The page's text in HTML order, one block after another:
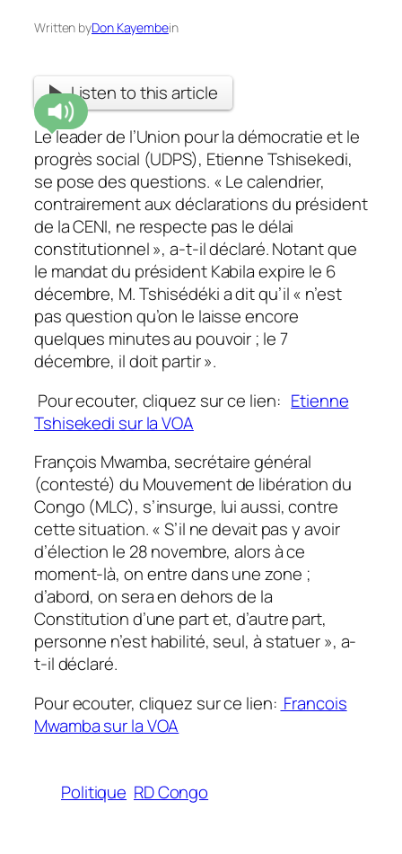
Written byDon Kayembein
Listen to this article
Le leader de l’Union pour la démocratie et le
progrès social (UDPS), Etienne Tshisekedi,
se pose des questions. « Le calendrier,
contrairement aux déclarations du président
de la CENI, ne respecte pas le délai
constitutionnel », a-t-il déclaré. Notant que
le mandat du président Kabila expire le 6
décembre, M. Tshisédéki a dit qu’il « n’est
pas question qu’on le laisse encore
quelques minutes au pouvoir ; le 7
décembre, il doit partir ».
Pour ecouter, cliquez sur ce lien: Etienne
Tshisekedi sur la VOA
François Mwamba, secrétaire général
(contesté) du Mouvement de libération du
Congo (MLC), s’insurge, lui aussi, contre
cette situation. « S’il ne devait pas y avoir
d’élection le 28 novembre, alors à ce
moment-là, on entre dans une zone ;
d’abord, on sera en dehors de la
Constitution d’une part et, d’autre part,
personne n’est habilité, seul, à statuer », a-
t-il déclaré.
Pour ecouter, cliquez sur ce lien: Francois
Mwamba sur la VOA
Politique RD Congo